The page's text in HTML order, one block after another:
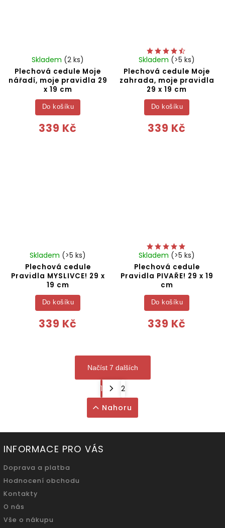
Plechová cedule Moje
nářadí, moje pravidla 29
x 19 cm
Skladem (2 ks)
339 Kč
Do košíku
Plechová cedule Moje
zahrada, moje pravidla
29 x 19 cm
Skladem (>5 ks)
339 Kč
Do košíku
Plechová cedule
Pravidla MYSLIVCE! 29 x
19 cm
Skladem (>5 ks)
339 Kč
Do košíku
Plechová cedule
Pravidla PIVAŘE! 29 x 19
cm
Skladem (>5 ks)
339 Kč
Do košíku
Načíst 7 dalších
1
2
Nahoru
INFORMACE PRO VÁS
Doprava a platba
Hodnocení obchodu
Kontakty
O nás
Vše o nákupu